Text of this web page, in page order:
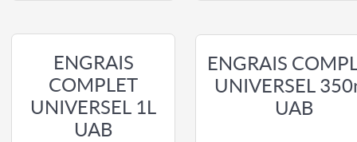
ENGRAIS
COMPLET
UNIVERSEL 1L
UAB
ENGRAIS
UNIVERSEL
UAB